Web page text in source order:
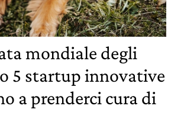
mondiale degli
5 startup innovative
a prenderci cura di